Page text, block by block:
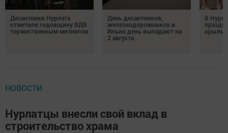
Десантники Нурлата
отметили годовщину ВДВ
торжественным митингом
День десантников,
железнодорожников и
Ильин день выпадают на
2 августа
В
НОВОСТИ
Нурлатцы внесли свой вклад в
строительство храма